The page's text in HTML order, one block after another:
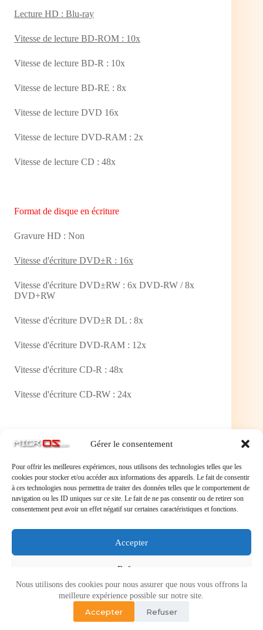
Gérer le consentement
Pour offrir les meilleures expériences, nous utilisons des technologies telles que les
cookies pour stocker et/ou accéder aux informations des appareils. Le fait de consentir
à ces technologies nous permettra de traiter des données telles que le comportement de
navigation ou les ID uniques sur ce site. Le fait de ne pas consentir ou de retirer son
consentement peut avoir un effet négatif sur certaines caractéristiques et fonctions.
Accepter
Refuser
Voir les préférences
Politique de cookiesPolitique de confidentialité
Nous utilisons des cookies pour nous assurer que nous vous offrons la
meilleure expérience possible sur notre site.
Accepter Refuser
Lecture HD : Blu-ray
Vitesse de lecture BD-ROM : 10x
Vitesse de lecture BD-R : 10x
Vitesse de lecture BD-RE : 8x
Vitesse de lecture DVD 16x
Vitesse de lecture DVD-RAM : 2x
Vitesse de lecture CD : 48x
Format de disque en écriture
Gravure HD : Non
Vitesse d'écriture DVD±R : 16x
Vitesse d'écriture DVD±RW : 6x DVD-RW / 8x
DVD+RW
Vitesse d'écriture DVD±R DL : 8x
Vitesse d'écriture DVD-RAM : 12x
Vitesse d'écriture CD-R : 48x
Vitesse d'écriture CD-RW : 24x
Présentation
Version boîte : Oui
Couleur : noir